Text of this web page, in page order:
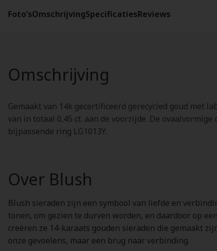
Foto'sOmschrijvingSpecificatiesReviews
Omschrijving
Gemaakt van 14k gecertificeerd gerecycled goud met
van in totaal 0,45 ct. aan de voorzijde. De
bijpassende ring LG1013Y.
Over Blush
Blush sieraden zijn een symbool van liefde en
tonen, om gezien te durven worden, en daardoor op
creëren ze 14-karaats gouden sieraden die gemaakt
onze gevoelens, maar een brug naar verbinding.